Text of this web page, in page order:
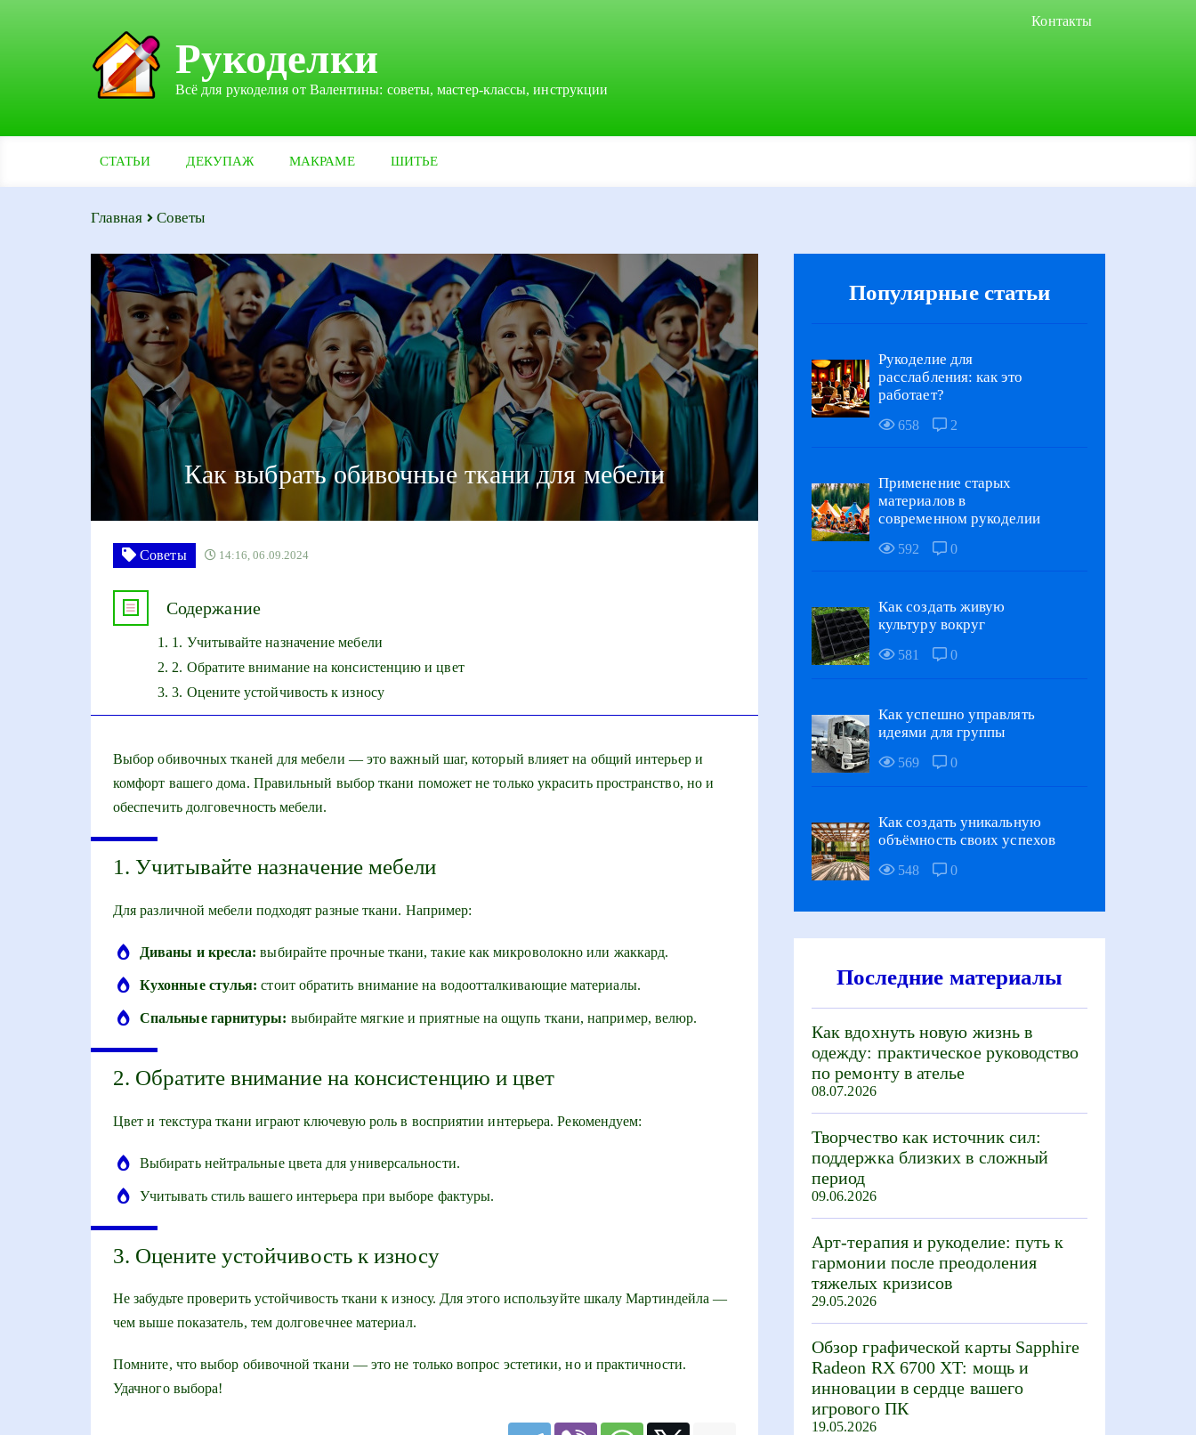
Контакты
Рукоделки
Всё для рукоделия от Валентины: советы, мастер-классы, инструкции
СТАТЬИ ДЕКУПАЖ МАКРАМЕ ШИТЬЕ
Главная Советы
Как выбрать обивочные ткани для мебели
Советы 14:16, 06.09.2024
Содержание
1. Учитывайте назначение мебели
2. Обратите внимание на консистенцию и цвет
3. Оцените устойчивость к износу
Выбор обивочных тканей для мебели — это важный шаг, который влияет на общий интерьер и
комфорт вашего дома. Правильный выбор ткани поможет не только украсить пространство, но и
обеспечить долговечность мебели.
1. Учитывайте назначение мебели
Для различной мебели подходят разные ткани. Например:
Диваны и кресла: выбирайте прочные ткани, такие как микроволокно или жаккард.
Кухонные стулья: стоит обратить внимание на водоотталкивающие материалы.
Спальные гарнитуры: выбирайте мягкие и приятные на ощупь ткани, например, велюр.
2. Обратите внимание на консистенцию и цвет
Цвет и текстура ткани играют ключевую роль в восприятии интерьера. Рекомендуем:
Выбирать нейтральные цвета для универсальности.
Учитывать стиль вашего интерьера при выборе фактуры.
3. Оцените устойчивость к износу
Не забудьте проверить устойчивость ткани к износу. Для этого используйте шкалу Мартиндейла —
чем выше показатель, тем долговечнее материал.
Помните, что выбор обивочной ткани — это не только вопрос эстетики, но и практичности.
Удачного выбора!
Популярные статьи
Рукоделие для
расслабления: как это
работает?
658 2
Применение старых
материалов в
современном рукоделии
592 0
Как создать живую
культуру вокруг
581 0
Как успешно управлять
идеями для группы
569 0
Как создать уникальную
объёмность своих успехов
548 0
Последние материалы
Как вдохнуть новую жизнь в
одежду: практическое руководство
по ремонту в ателье
08.07.2026
Творчество как источник сил:
поддержка близких в сложный
период
09.06.2026
Арт-терапия и рукоделие: путь к
гармонии после преодоления
тяжелых кризисов
29.05.2026
Обзор графической карты Sapphire
Radeon RX 6700 XT: мощь и
инновации в сердце вашего
игрового ПК
19.05.2026